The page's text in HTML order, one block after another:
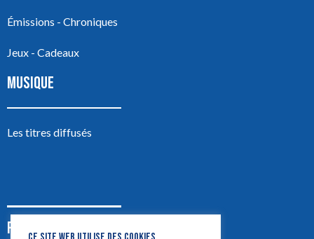
Émissions - Chroniques
Jeux - Cadeaux
MUSIQUE
Les titres diffusés
PODCASTS